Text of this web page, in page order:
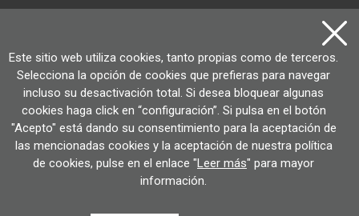
Este sitio web utiliza cookies, tanto propias como de terceros.
Selecciona la opción de cookies que prefieras para navegar
incluso su desactivación total. Si desea bloquear algunas
cookies haga click en “configuración”. Si pulsa en el botón
"Acepto" está dando su consentimiento para la aceptación de
las mencionadas cookies y la aceptación de nuestra política
de cookies, pulse en el enlace "Leer más" para mayor
información.
Suscríbete al boletínpara recibir las últimas
noticias de los productos y de la feria
© Ayuntamiento de Zumarragako
Política de privacidad